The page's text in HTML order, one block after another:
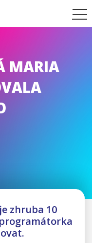
MARIA
zhruba 10